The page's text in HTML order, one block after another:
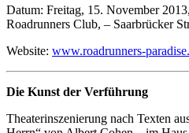
Datum: Freitag, 15. November
Roadrunners Club, – Saarbrücker
Website: www.roadrunners-
Die Kunst der Verführung
Theaterinszenierung nach Texten